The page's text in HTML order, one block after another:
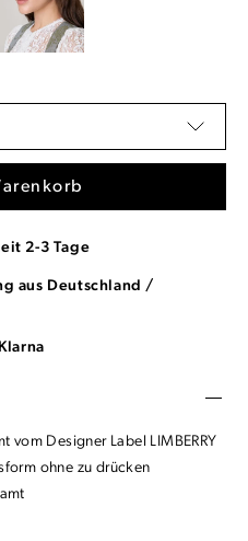
2-3 Tage
aus Deutschland /
vom Designer Label LIMBERRY
ohne zu drücken